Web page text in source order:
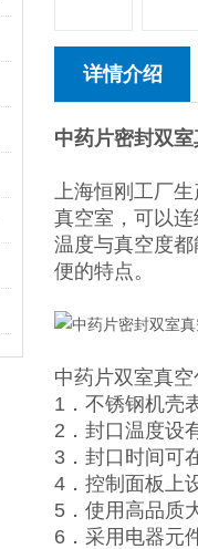
详情介绍
中药片密封双
上海恒刚工厂
真空室，可以
温度与真空度
便的特点。
中药片双室真
1．不锈钢机壳
2．封口温度设
3．封口时间可
4．控制面板上
5．使用高品质
6．采用电器元